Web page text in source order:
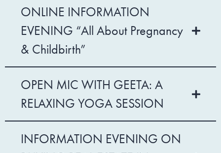
ONLINE INFORMATION
EVENING “All About Pregnancy
& Childbirth”
OPEN MIC WITH GEETA: A
RELAXING YOGA SESSION
INFORMATION EVENING ON